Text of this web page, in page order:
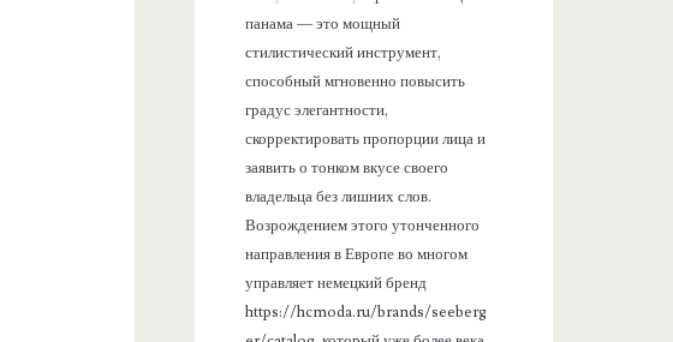
панама — это мощный
стилистический инструмент,
способный мгновенно повысить
градус элегантности,
скорректировать пропорции лица и
заявить о тонком вкусе своего
владельца без лишних слов.
Возрождением этого утонченного
направления в Европе во многом
управляет немецкий бренд
https://hcmoda.ru/brands/seeberg